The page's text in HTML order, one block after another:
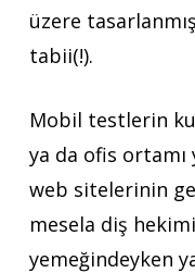
üzere
tabii(!).
Mobil testlerin
ya da ofis
web sitelerinin
mesela diş
yemeğindeyken